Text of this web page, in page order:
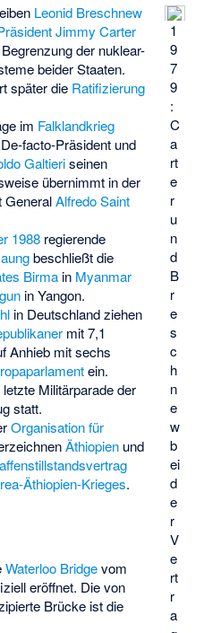
1
9
7
9
:
C
a
rt
e
r
u
n
d
B
r
e
s
c
h
n
e
w
b
ei
d
e
r
V
e
rt
r
a
Leonid Breschnew
Jimmy Carter
der nuklear-
beider Staaten.
später die Ratifizierung
im Falklandkrieg
facto-Präsident und
Galtieriseinen
übernimmt in der
GeneralAlfredo Saint
1988regierende
beschließt die
Birmain Myanmar
in Yangon.
in Deutschland ziehen
mit 7,1
Anhieb mit sechs
ein.
Militärparade der
statt.
Organisation für
Äthiopienund
Äthiopien-Krieges.
Waterloo Bridgevom
eröffnet. Die von
Brücke ist die